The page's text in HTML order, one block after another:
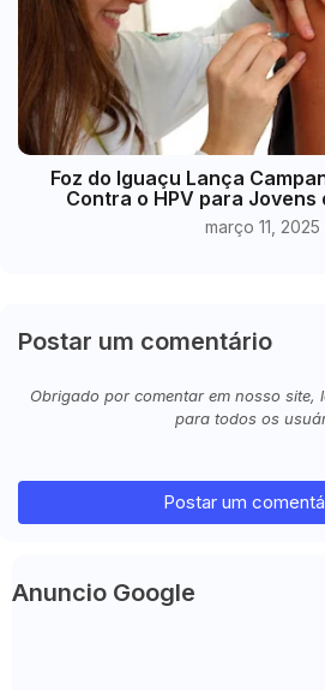
Foz do Iguaçu Lança
Contra o HPV para Jovens
março 11, 2025
Postar um comentário
Obrigado por comentar em nosso site,
para todos os
Postar um
Anuncio Google